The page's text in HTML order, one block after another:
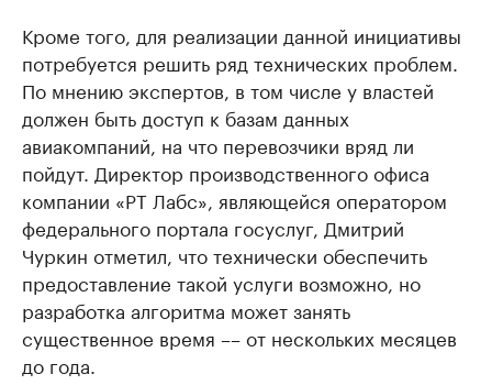
Кроме того, для реализации данной инициативы
потребуется решить ряд технических проблем.
По мнению экспертов, в том числе у властей
должен быть доступ к базам данных
авиакомпаний, на что перевозчики вряд ли
пойдут. Директор производственного офиса
компании «РТ Лабс», являющейся оператором
федерального портала госуслуг, Дмитрий
Чуркин отметил, что технически обеспечить
предоставление такой услуги возможно, но
разработка алгоритма может занять
существенное время –– от нескольких месяцев
до года.